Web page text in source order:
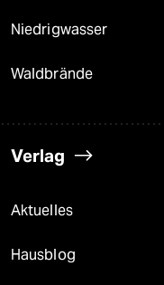
Niedrigwasser
Waldbrände
Verlag
Aktuelles
Hausblog